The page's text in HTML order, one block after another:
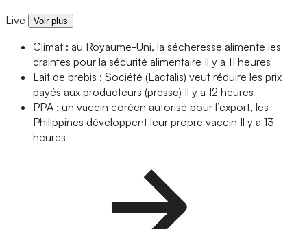
Live Voir plus
Climat : au Royaume-Uni, la sécheresse alimente les
craintes pour la sécurité alimentaire Il y a 11 heures
Lait de brebis : Société (Lactalis) veut réduire les prix
payés aux producteurs (presse) Il y a 12 heures
PPA : un vaccin coréen autorisé pour l’export, les
Philippines développent leur propre vaccin Il y a 13
heures